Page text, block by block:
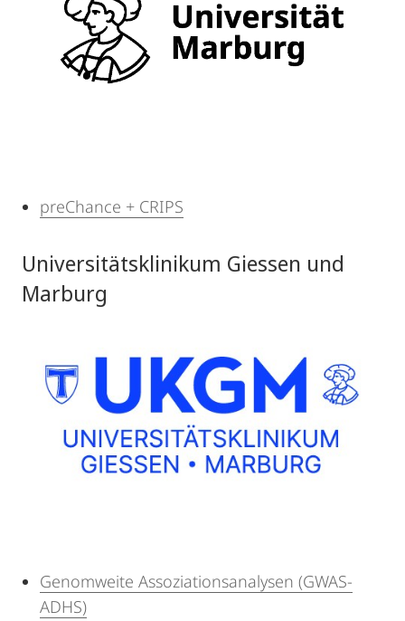
preChance + CRIPS
Universitätsklinikum Giessen und
Marburg
Genomweite Assoziationsanalysen (GWAS-
ADHS)